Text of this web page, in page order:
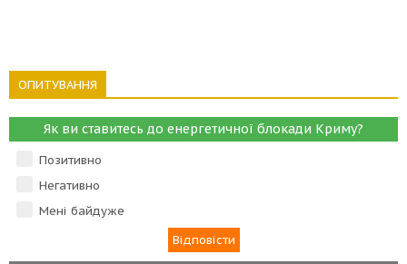
ОПИТУВАННЯ
Як ви ставитесь до енергетичної блокади Криму?
Позитивно
Негативно
Мені байдуже